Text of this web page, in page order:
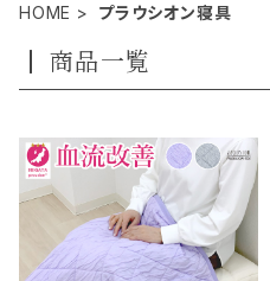
HOME プラウシオン寝具
商品一覧